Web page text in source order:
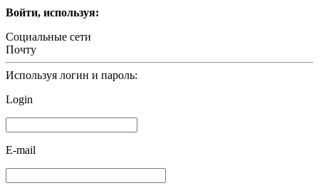
Войти, используя:
Социальные сети
Почту
Используя логин и пароль:
Login
E-mail